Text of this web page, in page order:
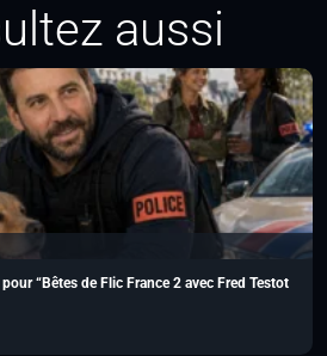
aussi
“Bêtes de Flic France 2 avec Fred Testot